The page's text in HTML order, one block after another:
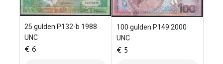
25 gulden P132-b 1988
UNC
€ 6
100 gulden P149 2000
UNC
€ 5